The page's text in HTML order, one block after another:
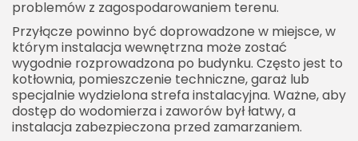
problemów z zagospodarowaniem terenu.
Przyłącze powinno być doprowadzone w miejsce, w
którym instalacja wewnętrzna może zostać
wygodnie rozprowadzona po budynku. Często jest to
kotłownia, pomieszczenie techniczne, garaż lub
specjalnie wydzielona strefa instalacyjna. Ważne, aby
dostęp do wodomierza i zaworów był łatwy, a
instalacja zabezpieczona przed zamarzaniem.